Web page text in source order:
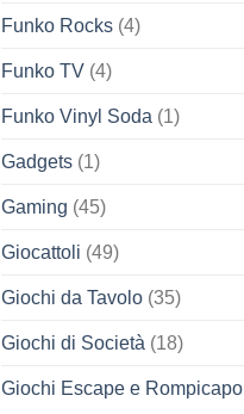
Funko Rocks(4)
Funko TV(4)
Funko Vinyl Soda (1)
Gadgets(1)
Gaming (45)
Giocattoli (49)
Giochi da Tavolo(35)
Giochi di Società (18)
Giochi Escape e Rompicapo